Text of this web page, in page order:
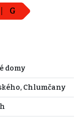
G
domy
Chlumčany